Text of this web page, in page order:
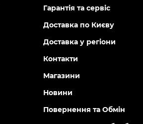
Гарантія та сервіс
Доставка по Києву
Доставка у регіони
Контакти
Магазини
Новини
Повернення та Обмін